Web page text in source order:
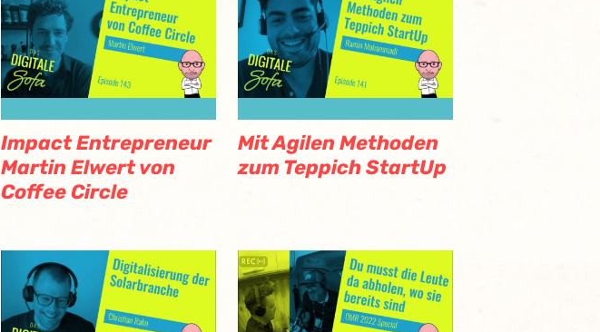
Impact Entrepreneur
Martin Elwert von
Coffee Circle
Mit Agilen Methoden
zum Teppich StartUp